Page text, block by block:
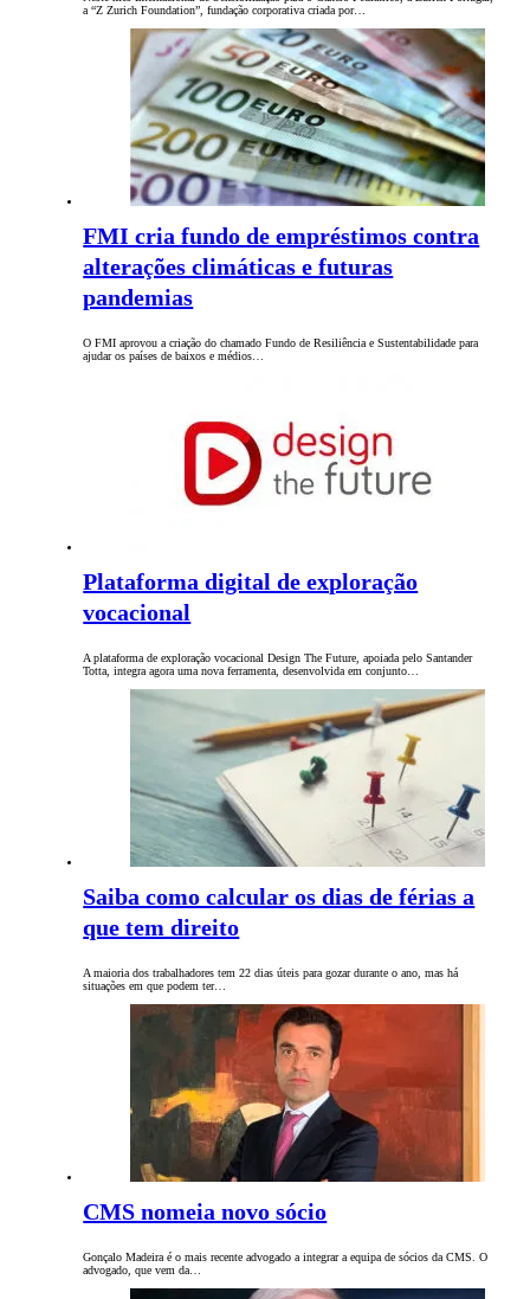
a “Z Zurich Foundation”, fundação corporativa criada por…
FMI cria fundo de empréstimos contra
alterações climáticas e futuras
pandemias
O FMI aprovou a criação do chamado Fundo de Resiliência e Sustentabilidade para
ajudar os países de baixos e médios…
Plataforma digital de exploração
vocacional
A plataforma de exploração vocacional Design The Future, apoiada pelo Santander
Totta, integra agora uma nova ferramenta, desenvolvida em conjunto…
Saiba como calcular os dias de férias a
que tem direito
A maioria dos trabalhadores tem 22 dias úteis para gozar durante o ano, mas há
situações em que podem ter…
CMS nomeia novo sócio
Gonçalo Madeira é o mais recente advogado a integrar a equipa de sócios da CMS. O
advogado, que vem da…